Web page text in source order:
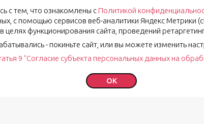
с тем, что ознакомлены с Политикой
с помощью сервисов веб-аналитики Яндекс Метрики
целях функционирования сайта, проведений
- покиньте сайт, или вы можете изменить
9 "Согласие субъекта персональных данных на
OK